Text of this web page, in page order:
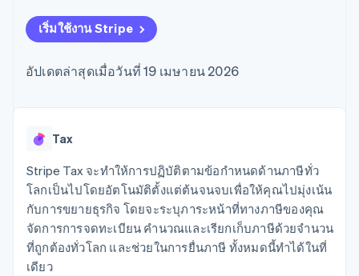
วิธีการชำระ
เงิน
มากกว่า 125
Authorization
ยกระดับการ
ชำระเงิน
Link
รวดเร็วขึ้น
ตามแบบแผน
ล่วงหน้า
Tax
ขายและ VAT
ทำบัญชี
Sigma
รายงานที่
ออกแบบเอง
Data
Pipeline
การซิงค์
ธุรกิจทั่วโลก
การชำระเงินในแอป
มาร์เก็ตเพลส
การจัดการเงิน
แพลตฟอร์ม
บริษัท AI
แวดวงครีเอเตอร์
เกม
การบริการ การเดินทาง
และสันทนาการ
มาร์เก็ตเพลส
จัดการการชำระเงินตาม
รอบบิล
เสนอการเรียกเก็บเงินตาม
การใช้งาน
แหล่งข้อมูล
การเชื่อมต่อการทำงาน
แอป
การติดต่อ
ติดต่อฝ่ายขาย
เริ่มใช้งาน Stripe
อัปเดตล่าสุดเมื่อวันที่ 19 เมษายน 2026
Tax
Stripe Tax จะทำให้การปฏิบัติตามข้อกำหนดด้านภาษีทั่ว
โลกเป็นไปโดยอัตโนมัติตั้งแต่ต้นจนจบเพื่อให้คุณไปมุ่งเน้น
กับการขยายธุรกิจ โดยจะระบุภาระหน้าที่ทางภาษีของคุณ
จัดการการจดทะเบียน คำนวณและเรียกเก็บภาษีด้วยจำนวน
ที่ถูกต้องทั่วโลก และช่วยในการยื่นภาษี ทั้งหมดนี้ทำได้ในที่
เดียว